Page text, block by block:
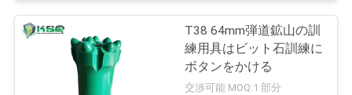
T38 64mm弾道鉱山の訓
練用具はビット石訓練に
ボタンをかける
交渉可能 MOQ:1 部分